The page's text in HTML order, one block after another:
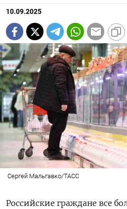
10.09.2025
Сергей Мальгавко/ТАСС
Российские граждане все